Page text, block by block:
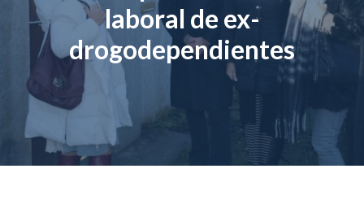
laboral de ex-
drogodependientes